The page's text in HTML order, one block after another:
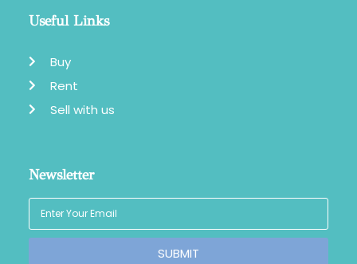
Useful Links
Buy
Rent
Sell with us
Newsletter
SUBMIT